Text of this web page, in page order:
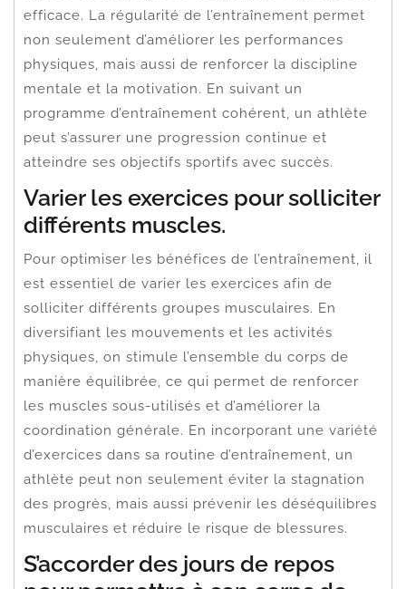
efficace. La régularité de l’entraînement permet
non seulement d’améliorer les performances
physiques, mais aussi de renforcer la discipline
mentale et la motivation. En suivant un
programme d’entraînement cohérent, un athlète
peut s’assurer une progression continue et
atteindre ses objectifs sportifs avec succès.
Varier les exercices pour solliciter
différents muscles.
Pour optimiser les bénéfices de l’entraînement, il
est essentiel de varier les exercices afin de
solliciter différents groupes musculaires. En
diversifiant les mouvements et les activités
physiques, on stimule l’ensemble du corps de
manière équilibrée, ce qui permet de renforcer
les muscles sous-utilisés et d’améliorer la
coordination générale. En incorporant une variété
d’exercices dans sa routine d’entraînement, un
athlète peut non seulement éviter la stagnation
des progrès, mais aussi prévenir les déséquilibres
musculaires et réduire le risque de blessures.
S’accorder des jours de repos